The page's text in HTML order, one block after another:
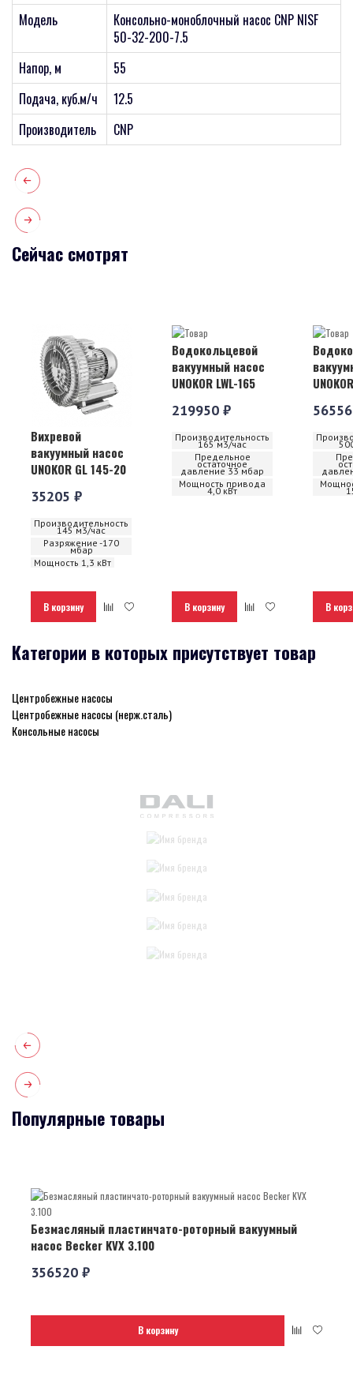
Модель
Консольно-моноблочный насос CNP NISF
50-32-200-7.5
Напор, м
55
Подача, куб.м/ч
12.5
Производитель
CNP
Сейчас смотрят
Вихревой
вакуумный насос
UNOKOR GL 145-20
35205 ₽
Производительность
145 м3/час
Разряжение -170
мбар
Мощность 1,3 кВт
В корзину
Водокольцевой
вакуумный насос
UNOKOR LWL-165
219950 ₽
Производительность
165 м3/час
Предельное
остаточное
давление 33 мбар
Мощность привода
4,0 кВт
В корзину В
Категории в которых присутствует товар
Центробежные насосы
Центробежные насосы (нерж.сталь)
Консольные насосы
Популярные товары
Безмасляный пластинчато-роторный вакуумный
насос Becker KVX 3.100
356520 ₽
В корзину